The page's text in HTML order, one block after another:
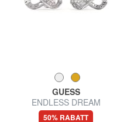
GUESS
ENDLESS DREAM
Unendlichkeitssymbol-
50% RABATT